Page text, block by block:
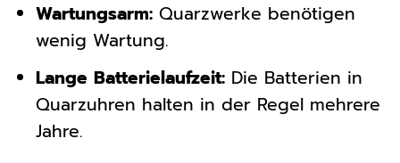
Wartungsarm:Quarzwerke benötigen
wenig Wartung.
Lange Batterielaufzeit:Die Batterien in
Quarzuhren halten in der Regel mehrere
Jahre.